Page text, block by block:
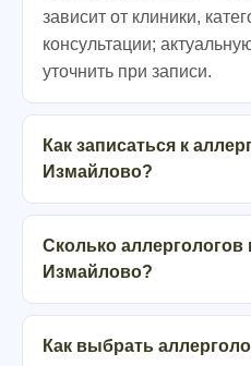
зависит от клиники,
консультации;
уточнить при записи.
Как записаться к
Измайлово?
Сколько аллергологов
Измайлово?
Как выбрать